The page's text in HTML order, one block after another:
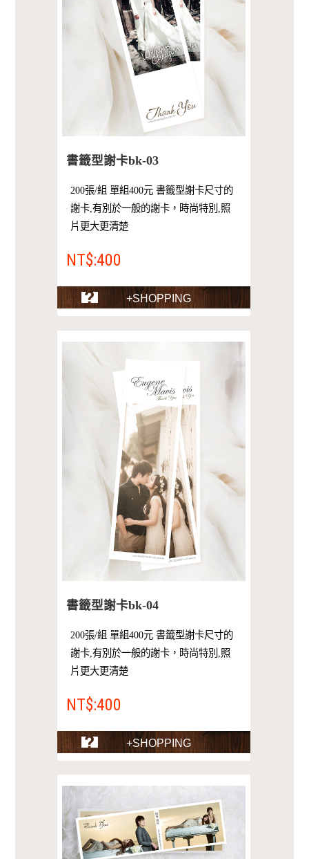
書籤型謝卡bk-03
200張/組 單組400元 書籤型謝卡尺寸的
謝卡,有別於一般的謝卡，時尚特別,照
片更大更清楚
NT$:400
+SHOPPING
書籤型謝卡bk-04
200張/組 單組400元 書籤型謝卡尺寸的
謝卡,有別於一般的謝卡，時尚特別,照
片更大更清楚
NT$:400
+SHOPPING